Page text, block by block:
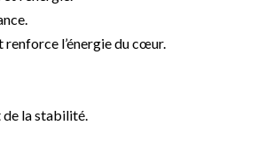
l’énergie du cœur.
de la stabilité.